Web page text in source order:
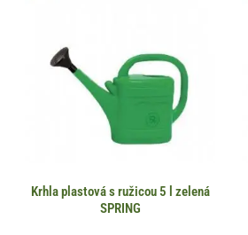
Krhla plastová s ružicou 5 l zelená
SPRING